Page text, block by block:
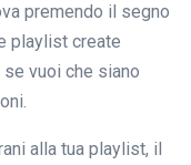
premendo il segno
playlist create
vuoi che siano
alla tua playlist, il